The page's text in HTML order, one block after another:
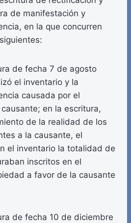
de manifestación y
en la que concurren
de fecha 7 de agosto
el inventario y la
causada por el
en la escritura,
de la realidad de los
a la causante, el
el inventario la totalidad de
inscritos en el
a favor de la causante
de fecha 10 de diciembre